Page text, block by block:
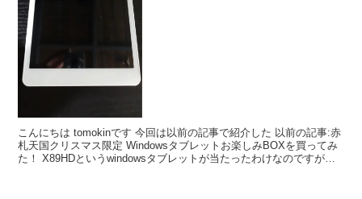
こんにちは tomokinです 今回は以前の記事で紹介した 以前の記事:赤
札天国クリスマス限定 Windowsタブレットお楽しみBOXを買ってみ
た！ X89HDというwindowsタブレットが当たったわけなのですが、